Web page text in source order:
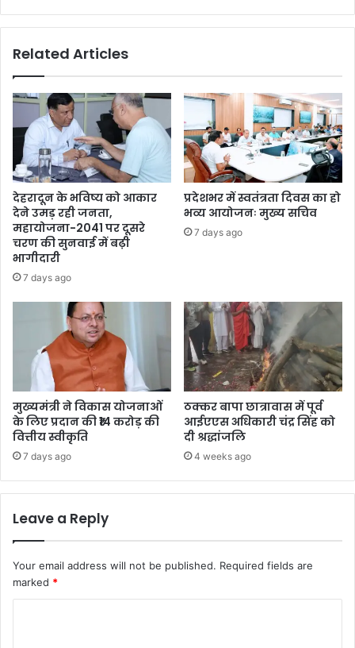
Related Articles
देहरादून के भविष्य को आकार
देने उमड़ रही जनता,
महायोजना-2041 पर दूसरे
चरण की सुनवाई में बढ़ी
भागीदारी
7 days ago
प्रदेशभर में स्वतंत्रता दिवस का हो
भव्य आयोजनः मुख्य सचिव
7 days ago
मुख्यमंत्री ने विकास योजनाओं
के लिए प्रदान की ₹14 करोड़ की
वित्तीय स्वीकृति
7 days ago
ठक्कर बापा छात्रावास में पूर्व
आईएएस अधिकारी चंद्र सिंह को
दी श्रद्धांजलि
4 weeks ago
Leave a Reply
Your email address will not be published. Required fields are
marked *